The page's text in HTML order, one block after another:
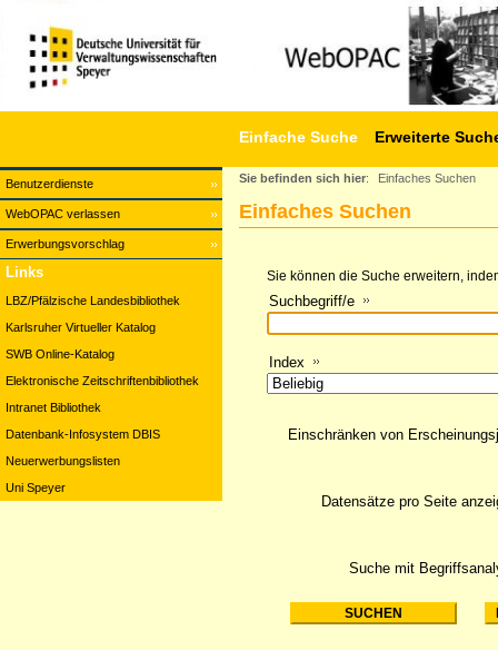
Benutzerdienste
WebOPAC verlassen
Erwerbungsvorschlag
Einfache Suche Erweiterte
Links
LBZ/Pfälzische Landesbibliothek
Karlsruher Virtueller Katalog
SWB Online-Katalog
Elektronische Zeitschriftenbibliothek
Intranet Bibliothek
Datenbank-Infosystem DBIS
Neuerwerbungslisten
Uni Speyer
Sie befinden sich hier: Einfaches Suchen
Einfaches Suchen
Sie können die Suche erweitern,
Suchbegriff/e
Index
Suche mit
Einschränken von
Datensätze pro Seite